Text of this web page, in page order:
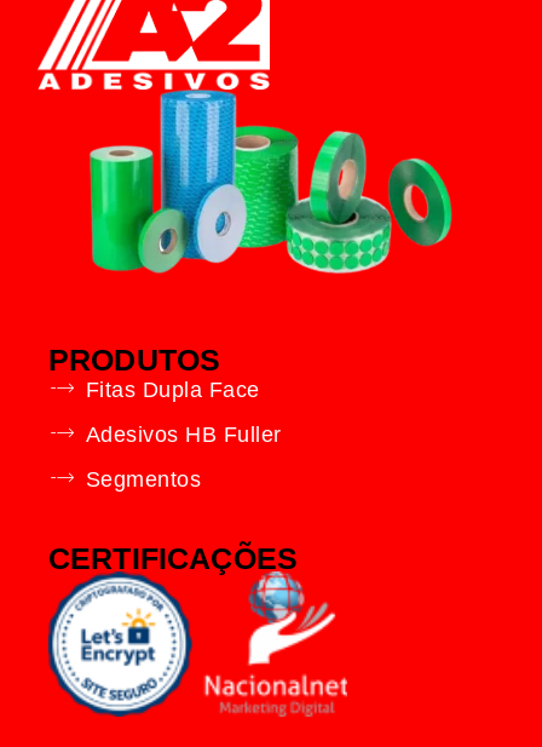
PRODUTOS
Fitas Dupla Face
Adesivos HB Fuller
Segmentos
CERTIFICAÇÕES